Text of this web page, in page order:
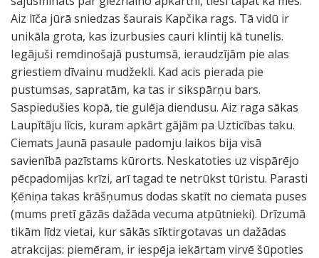
Aiz līča jūrā sniedzas šaurais Kapčika rags. Tā vidū ir
unikāla grota, kas izurbusies cauri klintij kā tunelis.
Iegājuši remdinošajā pustumsā, ieraudzījām pie alas
griestiem dīvainu mudžekli. Kad acis pierada pie
pustumsas, sapratām, ka tas ir sikspārņu bars.
Saspiedušies kopā, tie gulēja diendusu. Aiz raga sākas
Laupītāju līcis, kuram apkārt gājām pa Uzticības taku.
Ciemats Jaunā pasaule padomju laikos bija visā
savienībā pazīstams kūrorts. Neskatoties uz vispārējo
pēcpadomijas krīzi, arī tagad te netrūkst tūristu. Parasti
Ķēniņa takas krāšņumus dodas skatīt no ciemata puses
(mums pretī gāzās dažāda vecuma atpūtnieki). Drīzumā
tikām līdz vietai, kur sākās sīktirgotavas un dažādas
atrakcijas: piemēram, ir iespēja iekārtam virvē šūpoties